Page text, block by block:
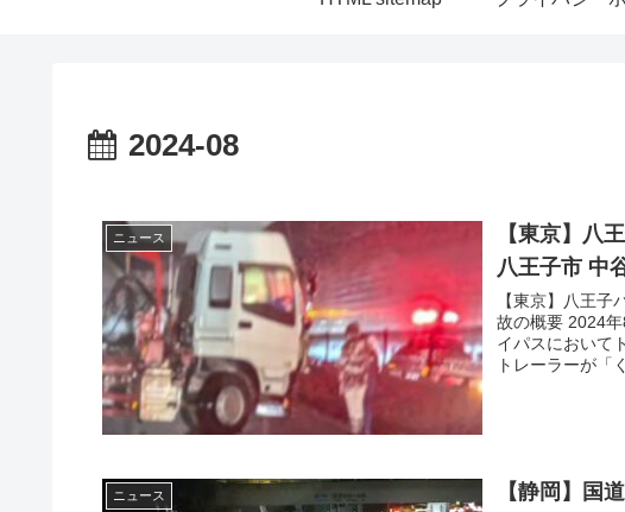
2024-08
ニュース
【東京】八
八王子市 中
【東京】八王
故の概要 2024
イパスにおいて
トレーラーが「
ニュース
【静岡】国